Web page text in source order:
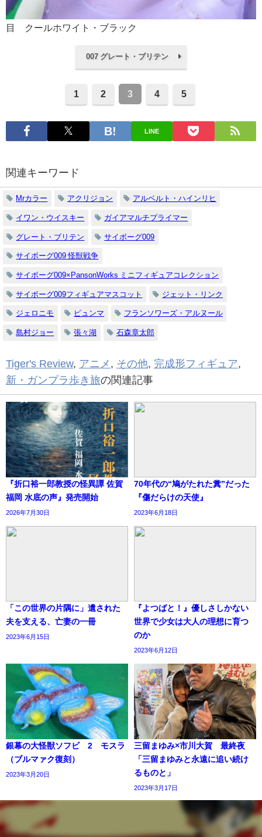
目 クールホワイト・ブラック
007 グレート・ブリテン
1 2 3 4 5
LINE
関連キーワード
Mrカラー アクリジョン アルベルト・ハインリヒ
イワン・ウイスキー ガイアマルチプライマー
グレート・ブリテン サイボーグ009
サイボーグ009 怪獣戦争
サイボーグ009×PansonWorks ミニフィギュアコレクション
サイボーグ009フィギュアマスコット ジェット・リンク
ジェロニモ ピュンマ フランソワーズ・アルヌール
島村ジョー 張々湖 石森章太郎
Tiger's Review, アニメ , その他, 完成形フィギュア,
新・ガンプラ歩き旅の関連記事
『折口裕一郎教授の怪異譚 佐賀
福岡 水底の声』発売開始
2026年7月30日
70年代の“鳩がたれた糞”だった
『傷だらけの天使』
2023年6月18日
「この世界の片隅に」遺された
夫を支える、亡妻の一冊
2023年6月15日
『よつばと！』優しさしかない
世界で少女は大人の理想に育つ
のか
2023年6月12日
銀幕の大怪獣ソフビ 2 モスラ
（ブルマァク復刻）
2023年3月20日
三留まゆみ×市川大賀 最終夜
「三留まゆみと永遠に追い続け
るものと」
2023年3月17日